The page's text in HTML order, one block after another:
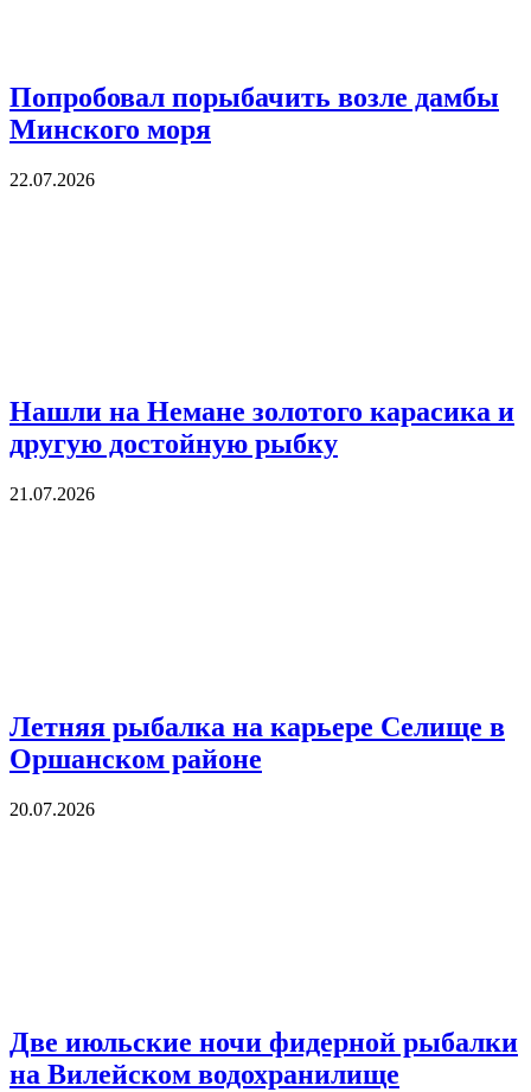
Попробовал порыбачить возле дамбы
Минского моря
22.07.2026
Нашли на Немане золотого карасика и
другую достойную рыбку
21.07.2026
Летняя рыбалка на карьере Селище в
Оршанском районе
20.07.2026
Две июльские ночи фидерной рыбалки
на Вилейском водохранилище